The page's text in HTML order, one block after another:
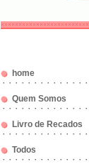
home
Quem Somos
Livro de Recados
Todos